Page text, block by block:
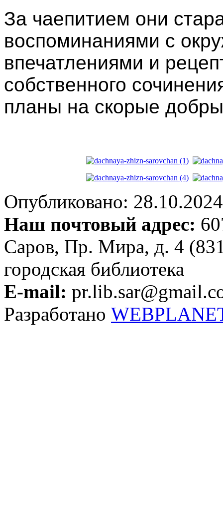
За чаепитием они
воспоминаниями с
впечатлениями и
собственного
планы на скорые
Опубликовано:
Наш почтовый адрес:
Саров, Пр. Мира, д. 4
городская библиотека
E-mail:
Разработано